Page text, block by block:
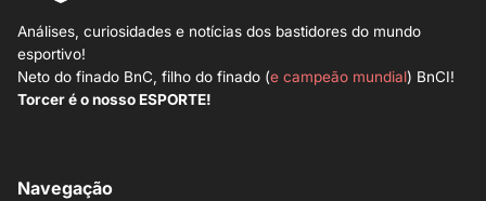
Análises, curiosidades e notícias dos bastidores do mundo
esportivo!
Neto do finado BnC, filho do finado (e campeão mundial) BnCI!
Torcer é o nosso ESPORTE!
Navegação